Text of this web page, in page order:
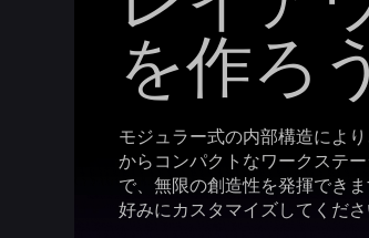
を作ろう
モジュラー式の内部構造により
からコンパクトなワークステー
で、無限の創造性を発揮できま
好みにカスタマイズしてくださ